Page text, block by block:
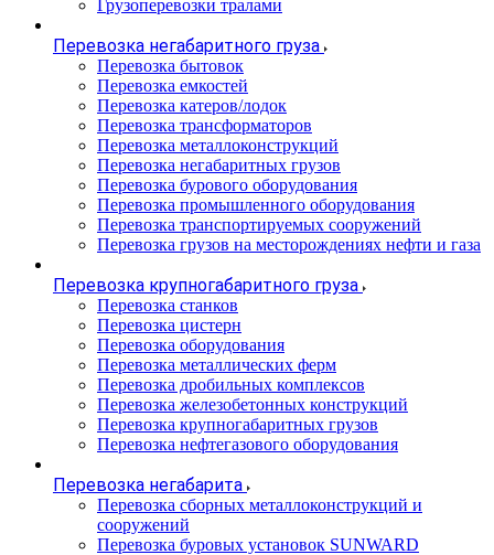
Грузоперевозки тралами
Перевозка негабаритного груза
Перевозка бытовок
Перевозка емкостей
Перевозка катеров/лодок
Перевозка трансформаторов
Перевозка металлоконструкций
Перевозка негабаритных грузов
Перевозка бурового оборудования
Перевозка промышленного оборудования
Перевозка транспортируемых сооружений
Перевозка грузов на месторождениях нефти и газа
Перевозка крупногабаритного груза
Перевозка станков
Перевозка цистерн
Перевозка оборудования
Перевозка металлических ферм
Перевозка дробильных комплексов
Перевозка железобетонных конструкций
Перевозка крупногабаритных грузов
Перевозка нефтегазового оборудования
Перевозка негабарита
Перевозка сборных металлоконструкций и
сооружений
Перевозка буровых установок SUNWARD